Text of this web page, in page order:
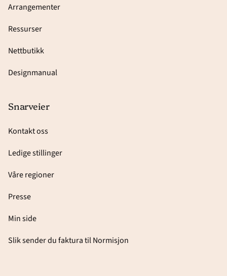
Arrangementer
Ressurser
Nettbutikk
Designmanual
Snarveier
Kontakt oss
Ledige stillinger
Våre regioner
Presse
Min side
Slik sender du faktura til Normisjon